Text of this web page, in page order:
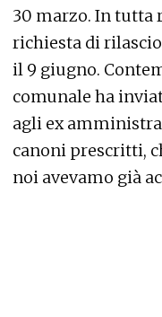
30 marzo. In tutta
richiesta di
il 9 giugno.
comunale ha
agli ex ammi
canoni prescritti,
noi avevamo già